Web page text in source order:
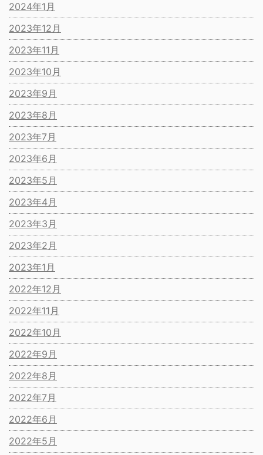
2024年1月
2023年12月
2023年11月
2023年10月
2023年9月
2023年8月
2023年7月
2023年6月
2023年5月
2023年4月
2023年3月
2023年2月
2023年1月
2022年12月
2022年11月
2022年10月
2022年9月
2022年8月
2022年7月
2022年6月
2022年5月